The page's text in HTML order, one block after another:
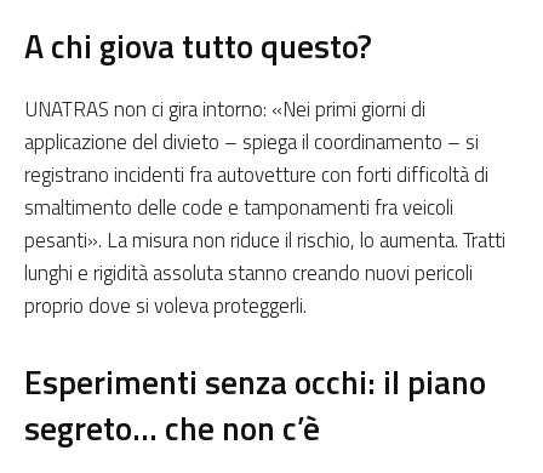
A chi giova tutto questo?
UNATRAS non ci gira intorno: «Nei primi giorni di
applicazione del divieto – spiega il coordinamento – si
registrano incidenti fra autovetture con forti difficoltà di
smaltimento delle code e tamponamenti fra veicoli
pesanti». La misura non riduce il rischio, lo aumenta. Tratti
lunghi e rigidità assoluta stanno creando nuovi pericoli
proprio dove si voleva proteggerli.
Esperimenti senza occhi: il piano
segreto… che non c’è